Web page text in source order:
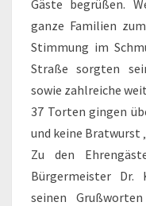
Gäste begrüßen.
ganze Familien
Stimmung im
Straße sorgten
sowie zahlreiche
37 Torten gingen
und keine Bratwurst
Zu den
Bürgermeister Dr.
seinen